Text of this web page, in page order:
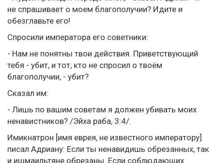
не спрашивает о моем благополучии? Идите и
обезглавьте его!
Спросили императора его советники:
- Нам не понятны твои действия. Приветствующий
тебя - убит, и тот, кто не спросил о твоём
благополучии, - убит?
Сказал им:
- Лишь по вашим советам я должен убивать моих
ненавистников? /Эйха раба, 3:4/.
Имикнатрон [имя еврея, не известного императору]
писал Адриану: Если ты ненавидишь обрезанных, так
и ишмаильтяне обрезаны. Если соблюдающих